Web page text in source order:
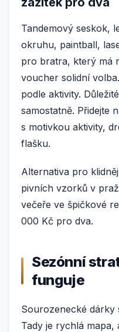
Tandemový seskok,
okruhu, paintball,
pro bratra, který má
voucher solidní
podle aktivity.
samostatně. Přidejte
s motivkou aktivity,
flašku.
Alternativa pro
pivních vzorků v
večeře ve špičkové
000 Kč pro dva.
Sezónní
funguje
Sourozenecké dárky
Tady je rychlá mapa,